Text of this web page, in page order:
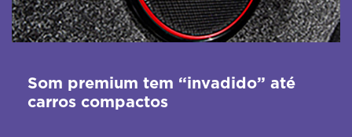
Som premium tem “invadido” até
carros compactos